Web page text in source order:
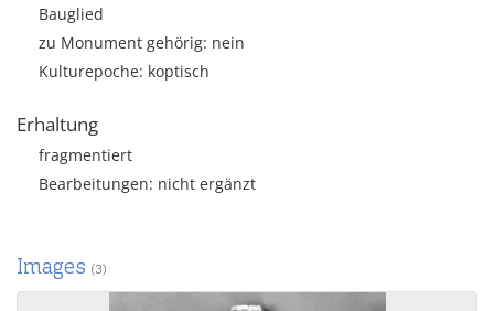
Bauglied
zu Monument gehörig: nein
Kulturepoche: koptisch
Erhaltung
fragmentiert
Bearbeitungen: nicht ergänzt
Images (3)